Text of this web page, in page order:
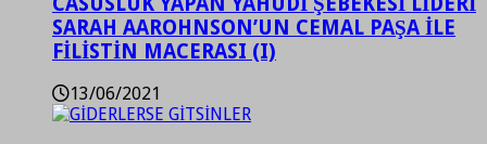
SARAH AAROHNSON’UN CEMAL PAŞA İLE
FİLİSTİN MACERASI (I)
13/06/2021